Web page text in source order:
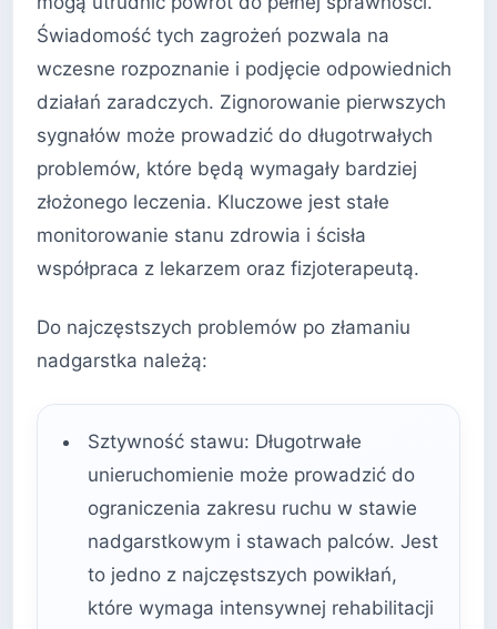
Świadomość tych zagrożeń pozwala na
wczesne rozpoznanie i podjęcie odpowiednich
działań zaradczych. Zignorowanie pierwszych
sygnałów może prowadzić do długotrwałych
problemów, które będą wymagały bardziej
złożonego leczenia. Kluczowe jest stałe
monitorowanie stanu zdrowia i ścisła
współpraca z lekarzem oraz fizjoterapeutą.
Do najczęstszych problemów po złamaniu
nadgarstka należą:
Sztywność stawu: Długotrwałe
unieruchomienie może prowadzić do
ograniczenia zakresu ruchu w stawie
nadgarstkowym i stawach palców. Jest
to jedno z najczęstszych powikłań,
które wymaga intensywnej rehabilitacji